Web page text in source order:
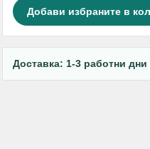
Добави избраните в
Доставка: 1-3 работни дни